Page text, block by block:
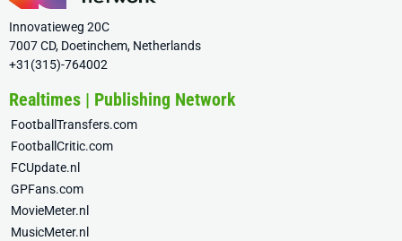
Innovatieweg 20C
7007 CD, Doetinchem, Netherlands
+31(315)-764002
Realtimes | Publishing Network
FootballTransfers.com
FootballCritic.com
FCUpdate.nl
GPFans.com
MovieMeter.nl
MusicMeter.nl